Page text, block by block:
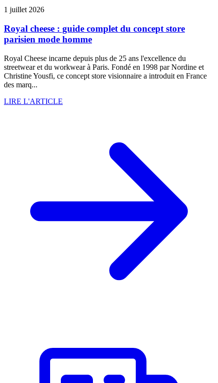
1 juillet 2026
Royal cheese : guide complet du concept store
parisien mode homme
Royal Cheese incarne depuis plus de 25 ans l'excellence du
streetwear et du workwear à Paris. Fondé en 1998 par Nordine et
Christine Yousfi, ce concept store visionnaire a introduit en France
des marq...
LIRE L'ARTICLE